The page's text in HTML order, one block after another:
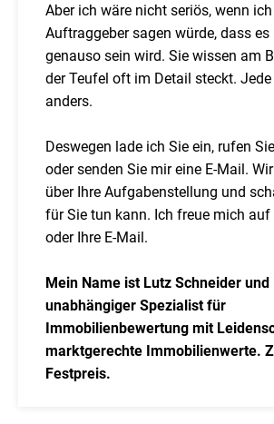
Aber ich wäre nicht seriös, wenn
Auftraggeber sagen würde, dass es
genauso sein wird. Sie wissen am
der Teufel oft im Detail steckt.
anders.
Deswegen lade ich Sie ein, rufen
oder senden Sie mir eine E-Mail.
über Ihre Aufgabenstellung und
für Sie tun kann. Ich freue mich auf
oder Ihre E-Mail.
Mein Name ist Lutz Schneider und
unabhängiger Spezialist für
Immobilienbewertung mit
marktgerechte Immobilienwerte.
Festpreis.